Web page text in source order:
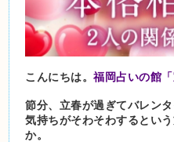
こんにちは。福岡占いの館「
節分、立春が過ぎてバレン
気持ちがそわそわするとい
か。